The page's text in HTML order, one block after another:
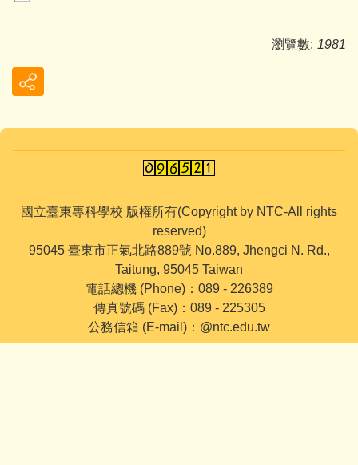
瀏覽數: 1981
國立臺東專科學校 版權所有(Copyright by NTC-All rights
reserved)
95045 臺東市正氣北路889號 No.889, Jhengci N. Rd.,
Taitung, 95045 Taiwan
電話總機 (Phone)：089 - 226389
傳真號碼 (Fax)：089 - 225305
公務信箱 (E-mail)：@ntc.edu.tw